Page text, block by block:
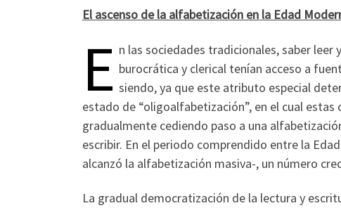
El ascenso de la alfabetización en la Edad
E n las sociedades tradicionales, saber leer
burocrática y clerical tenían acceso a
siendo, ya que este atributo especial
estado de “oligoalfabetización”, en el cual
gradualmente cediendo paso a una
escribir. En el periodo comprendido entre la
alcanzó la alfabetización masiva-, un número
La gradual democratización de la lectura y